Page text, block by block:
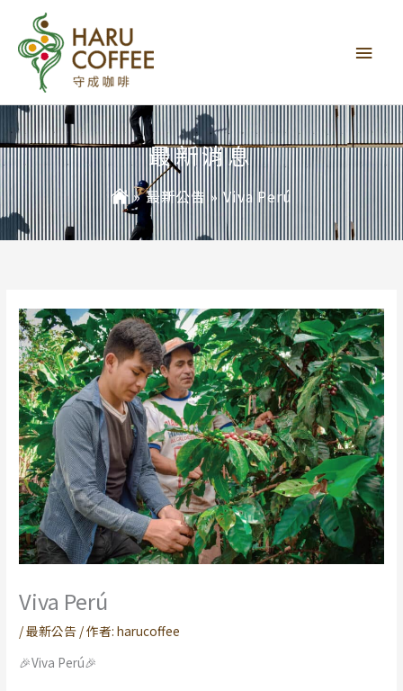
要
單
最新消息
»最新公告 »Viva Perú
Viva Perú
/最新公告 / 作者:harucoffee
🎉Viva Perú🎉